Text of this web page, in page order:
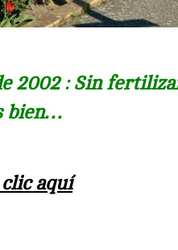
2002 : Sin
bien…
aquí